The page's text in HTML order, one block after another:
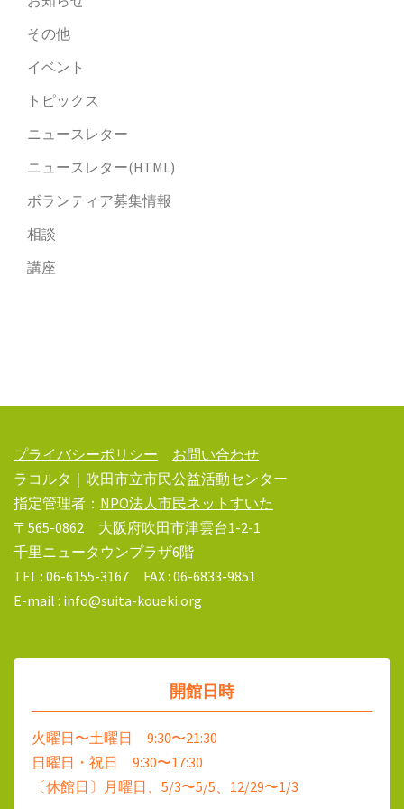
その他
イベント
トピックス
ニュースレター
ニュースレター(HTML)
ボランティア募集情報
相談
講座
プライバシーポリシー
お問い合わせ
ラコルタ｜吹田市立市民公益活動センター
指定管理者： NPO法人市民ネットすいた
〒565-0862 大阪府吹田市津雲台1-2-1
千里ニュータウンプラザ6階
TEL : 06-6155-3167 FAX : 06-6833-9851
E-mail : info@suita-koueki.org
開館日時
火曜日〜土曜日 9:30〜21:30
日曜日・祝日 9:30〜17:30
〔休館日〕月曜日、5/3〜5/5、12/29〜1/3